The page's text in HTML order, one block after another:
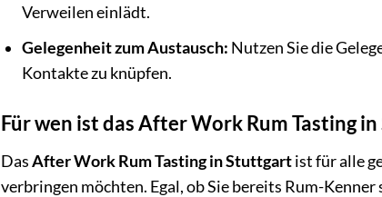
Verweilen einlädt.
Gelegenheit zum Austausch: Nutzen Sie die
Kontakte zu knüpfen.
Für wen ist das After Work Rum Tasting
DasAfter Work Rum Tasting in Stuttgartist für alle
verbringen möchten. Egal, ob Sie bereits Rum-